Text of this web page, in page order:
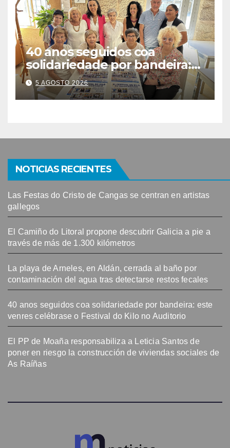
40 anos seguidos coa
solidariedade por bandeira:
este venres celébrase o
Festival do Kilo no Auditorio
5 AGOSTO 2026
NOTICIAS RECIENTES
Las Festas do Cristo de Cangas se centran en artistas
gallegos
El Camiño do Litoral propone descubrir Galicia a pie a
través de más de 1.300 kilómetros
La playa de Arneles, en Aldán, cerrada al baño por
contaminación del agua tras detectarse restos fecales
40 anos seguidos coa solidariedade por bandeira: este
venres celébrase o Festival do Kilo no Auditorio
El PP de Moaña responsabiliza a Leticia Santos de
poner en riesgo la construcción de viviendas sociales de
As Raíñas